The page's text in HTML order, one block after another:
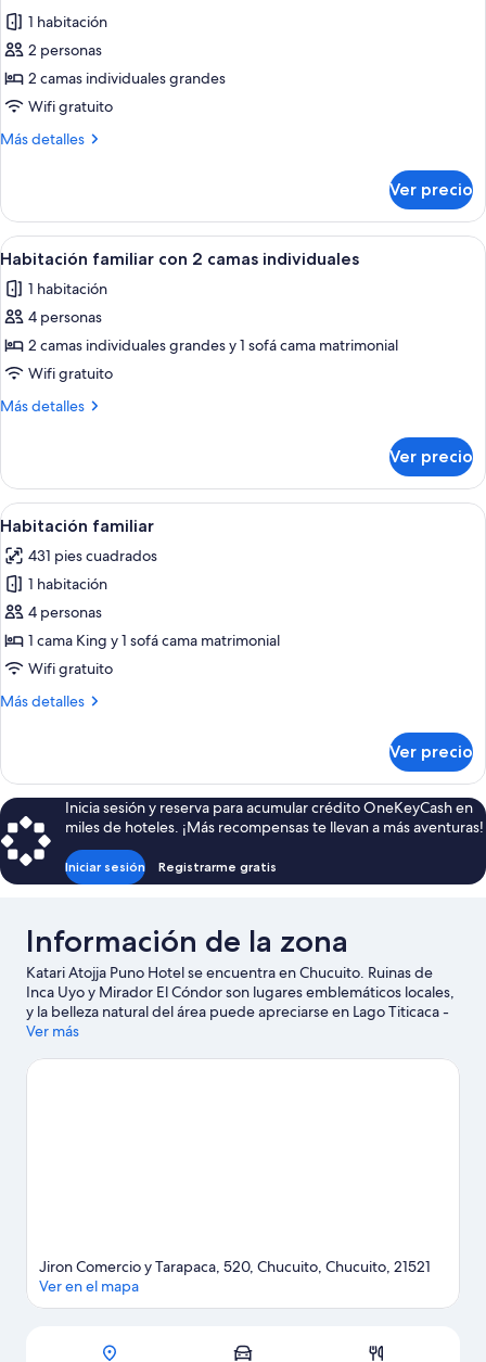
individuales
las
fotos
de
Habitación
Confort
camas
individuales
1 habitación
2 personas
2 camas individuales grandes
Wifi gratuito
Más detalles
Más
Confort
con
2
individuales
Ver precio
Abrir
todas
las
fotos
de
Habitación
familiar
camas
individuales
Una habitación de hotel con dos
3
Habitación familiar con 2 camas individuales
1 habitación
4 personas
2 camas individuales grandes y 1 sofá cama matrimonial
Wifi gratuito
Más detalles
Más
familiar
con
2
individuales
Ver precio
Abrir
todas
las
fotos
de
Habitación
familiar
Una habitación de hotel con una
3
Habitación familiar
431 pies cuadrados
1 habitación
4 personas
1 cama King y 1 sofá cama matrimonial
Wifi gratuito
Más detalles
Más
familiar
Ver precio
Inicia sesión y reserva para acumular crédito OneKeyCash en
miles de hoteles. ¡Más recompensas te llevan a más aventuras!
Iniciar sesión Registrarme gratis
Información de la zona
Katari Atojja Puno Hotel se encuentra en Chucuito. Ruinas de
Inca Uyo y Mirador El Cóndor son lugares emblemáticos locales,
y la belleza natural del área puede apreciarse en Lago Titicaca -
Puno (y alrededores) y Cerro Vizcachane. ¿Quieres asistir a un
calendario de Estadio Enrique Torres Belón o Estadio Yanamayo.
Ver más
Sección del mapa
Jiron Comercio y Tarapaca, 520, Chucuito, Chucuito, 21521
Ver en el mapa